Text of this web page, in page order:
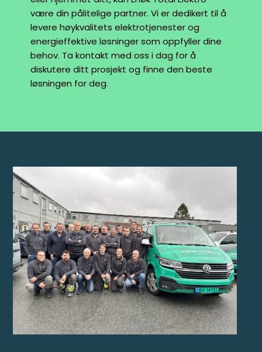
være din pålitelige partner. Vi er dedikert til å
levere høykvalitets elektrotjenester og
energieffektive løsninger som oppfyller dine
behov. Ta kontakt med oss i dag for å
diskutere ditt prosjekt og finne den beste
løsningen for deg.